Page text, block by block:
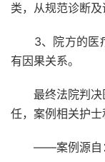
类，从规范诊断及
3、院方的医
有因果关系。
最终法院判
任，案例相关护士
——案例源自